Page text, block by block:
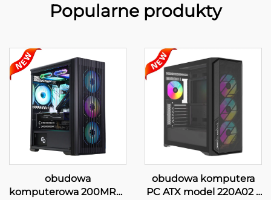
Popularne produkty
obudowa
komputerowa 200MR01
obudowa komputera
PC ATX model 220A02 z